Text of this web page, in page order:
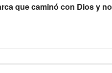
que caminó con Dios y no